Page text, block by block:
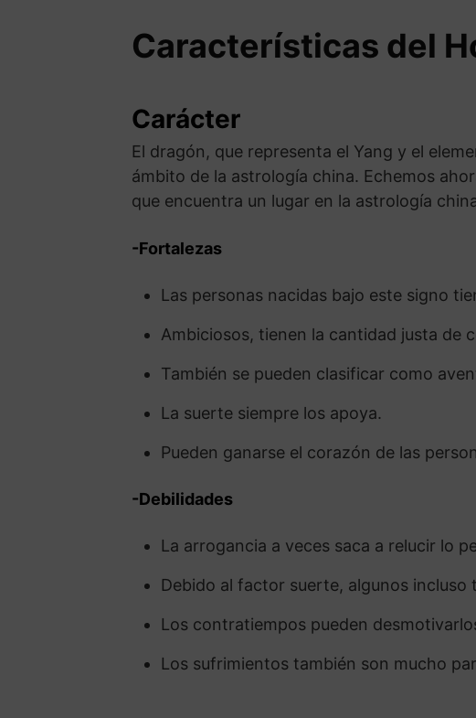
Características del
Carácter
El dragón, que representa el Yang y el
ámbito de la astrología china. Echemos
que encuentra un lugar en la astrología
-Fortalezas
Las personas nacidas bajo este signo
Ambiciosos, tienen la cantidad justa de
También se pueden clasificar como
La suerte siempre los apoya.
Pueden ganarse el corazón de las
-Debilidades
La arrogancia a veces saca a relucir lo
Debido al factor suerte, algunos
Los contratiempos pueden
Los sufrimientos también son mucho